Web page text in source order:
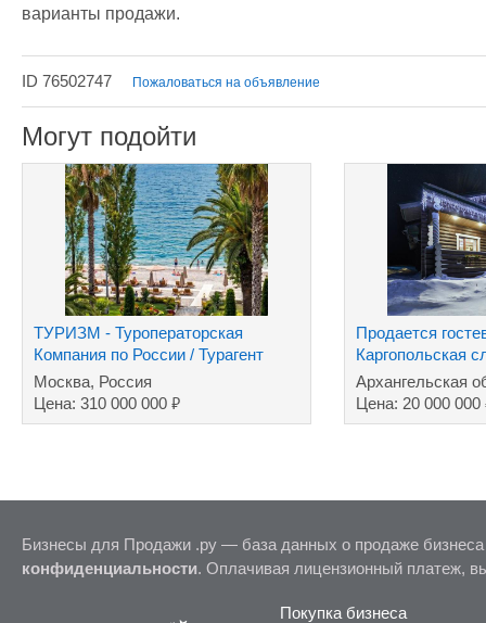
варианты продажи.
ID 76502747 Пожаловаться на объявление
Могут подойти
ТУРИЗМ - Туроператорская
Компания по России / Турагент
туров за рубеж
Москва, Россия
Цена: 310 000 000 ₽
Продается
Каргопольская
Архангельская
Цена: 20 000 000
Бизнесы для Продажи .ру — база данных о продаже
конфиденциальности. Оплачивая лицензионный платеж,
Покупка бизнеса